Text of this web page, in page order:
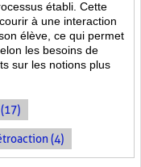
établi. Cette
à une interaction
élève, ce qui permet
les besoins de
sur les notions plus
(4)